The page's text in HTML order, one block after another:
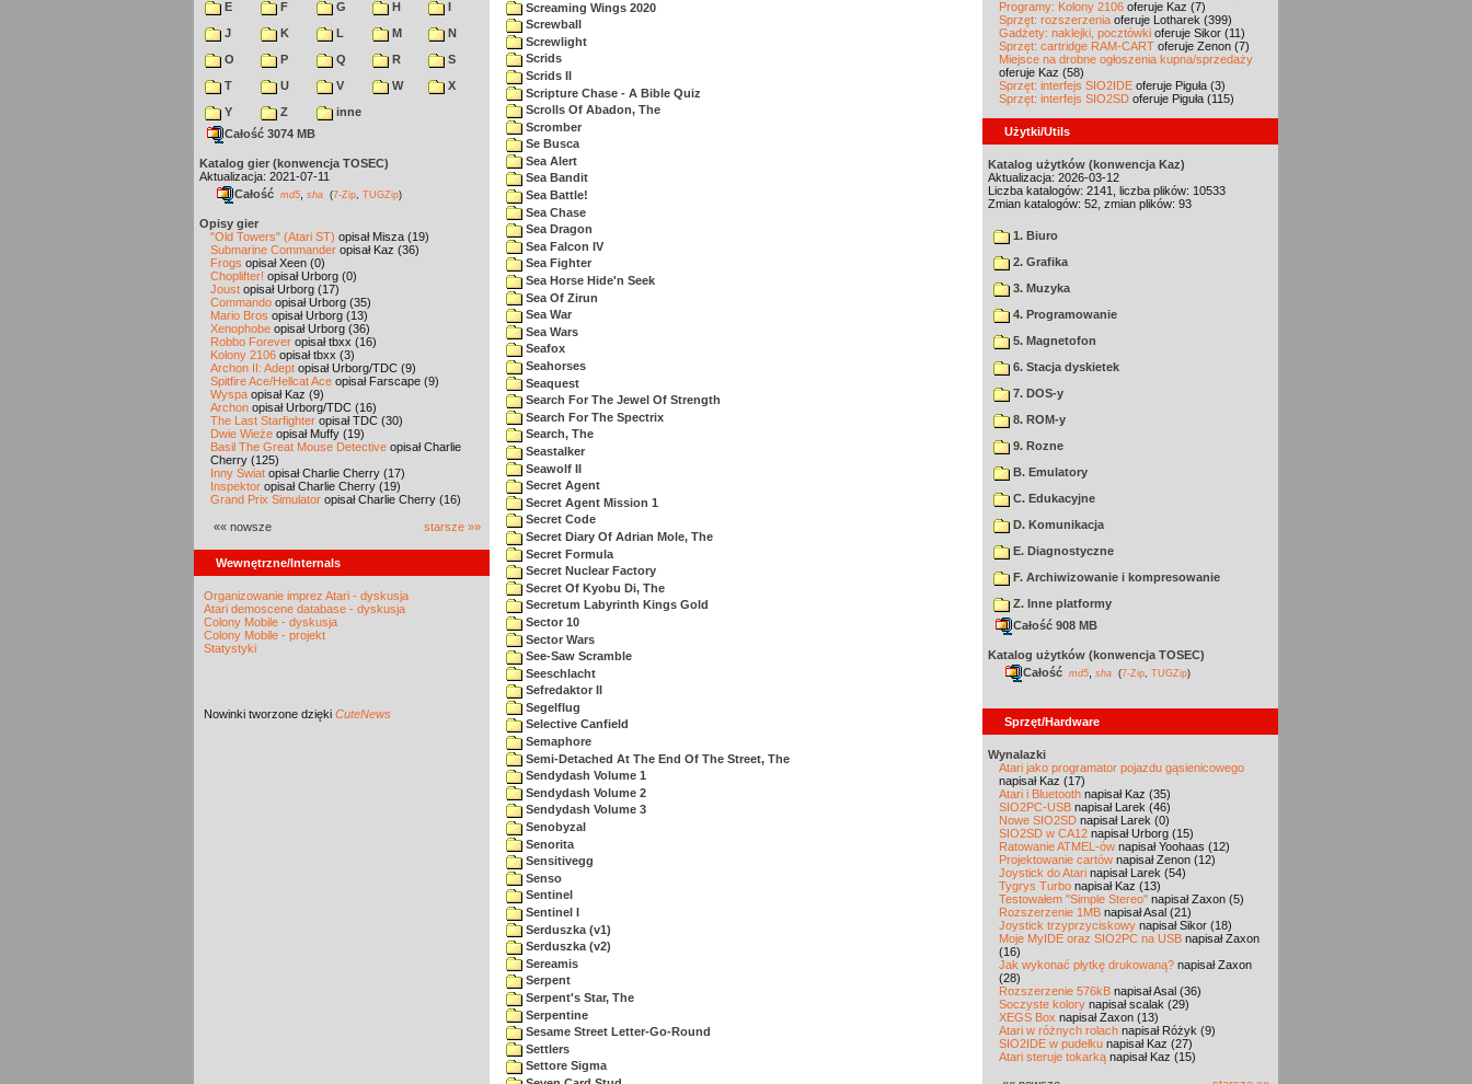
E
F G H
I
J
K L M
N
O
P Q R
S
T
U V W
X
Y
Z
inne
Całość 3074 MB
Katalog gier (konwencja TOSEC)
Aktualizacja: 2021-07-11
Całość md5 sha (7-Zip TUGZip)
Opisy gier
"Old Towers" (Atari ST) opisał Misza (19)
Submarine Commander opisał Kaz (36)
Frogs opisał Xeen (0)
Choplifter! opisał Urborg (0)
Joust opisał Urborg (17)
Commando opisał Urborg (35)
Mario Bros opisał Urborg (13)
Xenophobe opisał Urborg (36)
Robbo Forever opisał tbxx (16)
Kolony 2106 opisał tbxx (3)
Archon II: Adept opisał Urborg/TDC (9)
Spitfire Ace/Hellcat Ace opisał Farscape (9)
Wyspa opisał Kaz (9)
Archon opisał Urborg/TDC (16)
The Last Starfighter opisał TDC (30)
Dwie Wieże opisał Muffy (19)
Basil The Great Mouse Detective opisał Charlie
Cherry (125)
Inny Świat opisał Charlie Cherry (17)
Inspektor opisał Charlie Cherry (19)
Grand Prix Simulator opisał Charlie Cherry (16)
«« nowsze starsze »»
Wewnętrzne/Internals
Organizowanie imprez Atari - dyskusja
Atari demoscene database - dyskusja
Colony Mobile - dyskusja
Colony Mobile - projekt
Statystyki
Nowinki tworzone dzięki CuteNews
Screaming Wings 2020
Screwball
Screwlight
Scrids
Scrids II
Scripture Chase - A Bible Quiz
Scrolls Of Abadon, The
Scromber
Se Busca
Sea Alert
Sea Bandit
Sea Battle!
Sea Chase
Sea Dragon
Sea Falcon IV
Sea Fighter
Sea Horse Hide'n Seek
Sea Of Zirun
Sea War
Sea Wars
Seafox
Seahorses
Seaquest
Search For The Jewel Of Strength
Search For The Spectrix
Search, The
Seastalker
Seawolf II
Secret Agent
Secret Agent Mission 1
Secret Code
Secret Diary Of Adrian Mole, The
Secret Formula
Secret Nuclear Factory
Secret Of Kyobu Di, The
Secretum Labyrinth Kings Gold
Sector 10
Sector Wars
See-Saw Scramble
Seeschlacht
Sefredaktor II
Segelflug
Selective Canfield
Semaphore
Semi-Detached At The End Of The Street, The
Sendydash Volume 1
Sendydash Volume 2
Sendydash Volume 3
Senobyzal
Senorita
Sensitivegg
Senso
Sentinel
Sentinel I
Serduszka (v1)
Serduszka (v2)
Sereamis
Serpent
Serpent's Star, The
Serpentine
Sesame Street Letter-Go-Round
Settlers
Settore Sigma
Programy: Kolony 2106 oferuje Kaz (7)
Sprzęt: rozszerzenia oferuje Lotharek (399)
Gadżety: naklejki, pocztówki oferuje Sikor (11)
Sprzęt: cartridge RAM-CART oferuje Zenon (7)
Miejsce na drobne ogłoszenia kupna/sprzedaży
oferuje Kaz (58)
Sprzęt: interfejs SIO2IDE oferuje Piguła (3)
Sprzęt: interfejs SIO2SD oferuje Piguła (115)
Użytki/Utils
Katalog użytków (konwencja Kaz)
Aktualizacja: 2026-03-12
Liczba katalogów: 2141, liczba plików: 10533
Zmian katalogów: 52, zmian plików: 93
1. Biuro
2. Grafika
3. Muzyka
4. Programowanie
5. Magnetofon
6. Stacja dyskietek
7. DOS-y
8. ROM-y
9. Rozne
B. Emulatory
C. Edukacyjne
D. Komunikacja
E. Diagnostyczne
F. Archiwizowanie i kompresowanie
Z. Inne platformy
Całość 908 MB
Katalog użytków (konwencja TOSEC)
Całość md5 sha (7-Zip TUGZip)
Sprzęt/Hardware
Wynalazki
Atari jako programator pojazdu gąsienicowego
napisał Kaz (17)
Atari i Bluetooth napisał Kaz (35)
SIO2PC-USB napisał Larek (46)
Nowe SIO2SD napisał Larek (0)
SIO2SD w CA12 napisał Urborg (15)
Ratowanie ATMEL-ów napisał Yoohaas (12)
Projektowanie cartów napisał Zenon (12)
Joystick do Atari napisał Larek (54)
Tygrys Turbo napisał Kaz (13)
Testowałem "Simple Stereo" napisał Zaxon (5)
Rozszerzenie 1MB napisał Asal (21)
Joystick trzyprzyciskowy napisał Sikor (18)
Moje MyIDE oraz SIO2PC na USB napisał Zaxon
(16)
Jak wykonać płytkę drukowaną? napisał Zaxon
(28)
Rozszerzenie 576kB napisał Asal (36)
Soczyste kolory napisał scalak (29)
XEGS Box napisał Zaxon (13)
Atari w różnych rolach napisał Różyk (9)
SIO2IDE w pudełku napisał Kaz (27)
Atari steruje tokarką napisał Kaz (15)